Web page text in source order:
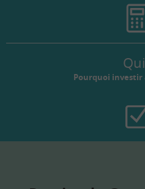
Pourquoi investir